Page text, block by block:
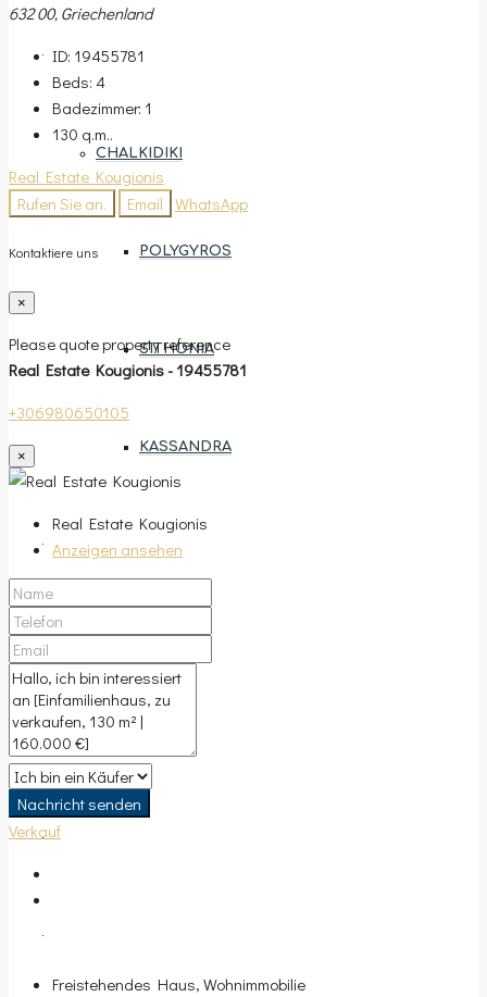
REGIONEN
CHALKIDIKI
POLYGYROS
SITHONIA
KASSANDRA
FIRMENPROFIL
KONTAKT
632 00, Griechenland
ID: 19455781
Beds: 4
Badezimmer: 1
130 q.m..
Real Estate Kougionis
Rufen Sie an.
Email WhatsApp
Kontaktiere uns
×
Please quote property reference
Real Estate Kougionis - 19455781
+306980650105
×
Real Estate Kougionis
Anzeigen ansehen
Nachricht senden
Verkauf
Freistehendes Haus, Wohnimmobilie